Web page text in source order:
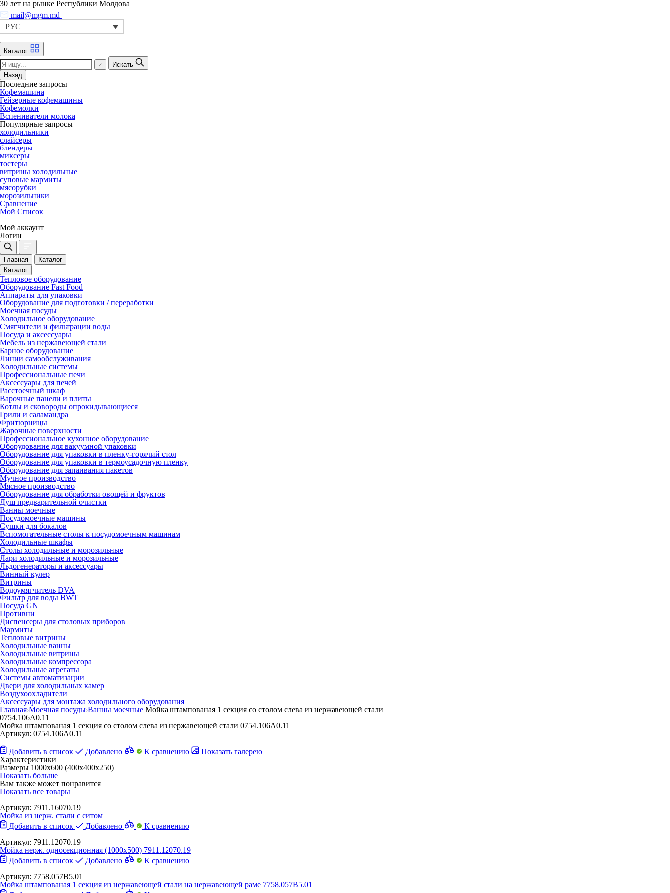
30 лет на рынке Республики Молдова
mail@mgm.md
РУС
Каталог
Искать
Назад
Последние запросы
Кофемашина
Гейзерные кофемашины
Кофемолки
Вспениватели молока
Популярные запросы
холодильники
слайсеры
блендеры
миксеры
тостеры
витрины холодильные
суповые мармиты
мясорубки
морозильники
Сравнение
Мой Список
Мой аккаунт
Логин
Главная
Каталог
Каталог
Тепловое оборудование
Оборудование Fast Food
Аппараты для упаковки
Оборудование для подготовки / переработки
Моечная посуды
Холодильное оборудование
Смягчители и фильтрации воды
Посуда и аксессуары
Мебель из нержавеющей стали
Барное оборудование
Линии самообслуживания
Холодильные системы
Профессиональные печи
Аксессуары для печей
Расстоечный шкаф
Варочные панели и плиты
Котлы и сковороды опрокидывающиеся
Грили и саламандра
Фритюрницы
Жарочные поверхности
Профессиональное кухонное оборудование
Оборудование для вакуумной упаковки
Оборудование для упаковки в пленку-горячий стол
Оборудование для упаковки в термоусадочную пленку
Оборудование для запаивания пакетов
Мучное производство
Мясное производство
Оборудование для обработки овощей и фруктов
Душ предварительной очистки
Ванны моечные
Посудомоечные машины
Сушки для бокалов
Вспомогательные столы к посудомоечным машинам
Холодильные шкафы
Столы холодильные и морозильные
Лари холодильные и морозильные
Льдогенераторы и аксессуары
Винный кулер
Витрины
Водоумягчитель DVA
Фильтр для воды BWT
Посуда GN
Противни
Диспенсеры для столовых приборов
Мармиты
Тепловые витрины
Холодильные ванны
Холодильные витрины
Холодильные компрессора
Холодильные агрегаты
Системы автоматизации
Двери для холодильных камер
Воздухоохладители
Аксессуары для монтажа холодильного оборудования
Главная Моечная посуды Ванны моечные Мойка штампованая 1 секция со столом слева из нержавеющей стали
0754.106A0.11
Мойка штампованая 1 секция со столом слева из нержавеющей стали 0754.106A0.11
Артикул: 0754.106A0.11
Добавить в список Добавлено К сравнению
Показать галерею
Характеристики
Размеры 1000x600 (400x400x250)
Показать больше
Вам также может понравится
Показать все товары
Артикул: 7911.16070.19
Мойка из нерж. стали с ситом
Добавить в список
Добавлено
К сравнению
Артикул: 7911.12070.19
Мойка нерж. односекционная (1000х500) 7911.12070.19
Добавить в список
Добавлено
К сравнению
Артикул: 7758.057B5.01
Мойка штампованая 1 секция из нержавеющей стали на нержавеющей pаме 7758.057B5.01